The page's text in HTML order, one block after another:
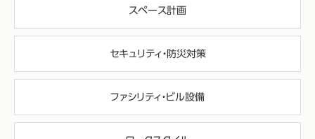
スペース計画
セキュリティ・防災対策
ファシリティ・ビル設備